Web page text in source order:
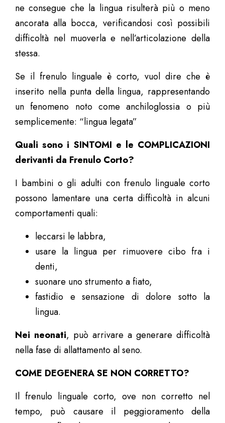
ne consegue che la lingua risulterà più o meno
ancorata alla bocca, verificandosi così possibili
difficoltà nel muoverla e nell’articolazione della
stessa.
Se il frenulo linguale è corto, vuol dire che è
inserito nella punta della lingua, rappresentando
un fenomeno noto come anchiloglossia o più
semplicemente: “lingua legata”
Quali sono i SINTOMI e le COMPLICAZIONI
derivanti da Frenulo Corto?
I bambini o gli adulti con frenulo linguale corto
possono lamentare una certa difficoltà in alcuni
comportamenti quali:
leccarsi le labbra,
usare la lingua per rimuovere cibo fra i
denti,
suonare uno strumento a fiato,
fastidio e sensazione di dolore sotto la
lingua.
Nei neonati, può arrivare a generare difficoltà
nella fase di allattamento al seno.
COME DEGENERA SE NON CORRETTO?
Il frenulo linguale corto, ove non corretto nel
tempo, può causare il peggioramento della